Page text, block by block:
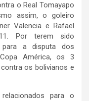
o Real Tomayapo
assim, o goleiro
Valencia e Rafael
Por terem sido
a disputa dos
América, os 3
os bolivianos e
para o